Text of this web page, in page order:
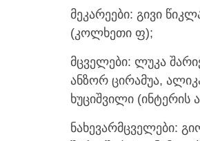
მეკარეები: გივი
(კოლხეთი ფ);
მცველები: ლუკა
ანზორ ცირამუა,
ხუციშვილი (ინტერის
ნახევარმცველები: